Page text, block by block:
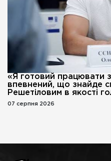
«Я готовий працювати
впевнений, що знайде
Решетіловим в якості
07 серпня 2026